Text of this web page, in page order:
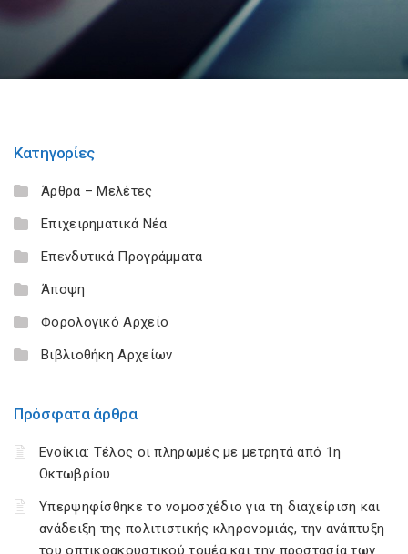
Κατηγορίες
Άρθρα – Μελέτες
Επιχειρηματικά Νέα
Επενδυτικά Προγράμματα
Άποψη
Φορολογικό Αρχείο
Βιβλιοθήκη Αρχείων
Πρόσφατα άρθρα
Ενοίκια: Τέλος οι πληρωμές με μετρητά από 1η
Οκτωβρίου
Υπερψηφίσθηκε το νομοσχέδιο για τη διαχείριση και
ανάδειξη της πολιτιστικής κληρονομιάς, την ανάπτυξη
του οπτικοακουστικού τομέα και την προστασία των